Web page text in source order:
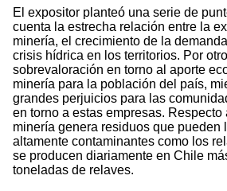
El expositor planteó una serie de
cuenta la estrecha relación entre la
minería, el crecimiento de la
crisis hídrica en los territorios. Por
sobrevaloración en torno al aporte
minería para la población del país,
grandes perjuicios para las
en torno a estas empresas. Respecto
minería genera residuos que pueden
altamente contaminantes como los
se producen diariamente en Chile
toneladas de relaves.